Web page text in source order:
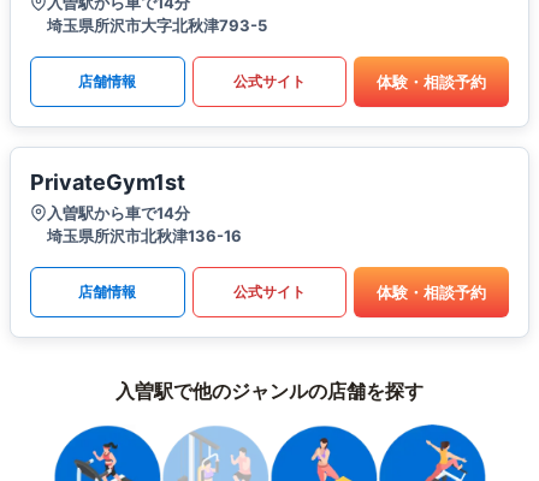
埼玉県所沢市大字北秋津793-5
店舗情報 公式サイト 体験・相談予約
PrivateGym1st
入曽駅から車で14分
埼玉県所沢市北秋津136-16
店舗情報 公式サイト 体験・相談予約
入曽駅で他のジャンルの店舗を探す